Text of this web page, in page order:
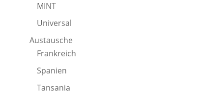
MINT
Universal
Austausche
Frankreich
Spanien
Tansania